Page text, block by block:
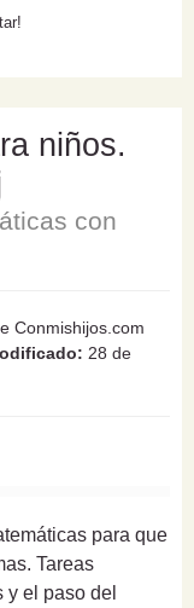
niños.
con
Conmishijos.com
28 de
para que
Tareas
el paso del